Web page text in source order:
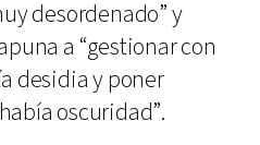
desordenado” y
a “gestionar con
desidia y poner
oscuridad”.